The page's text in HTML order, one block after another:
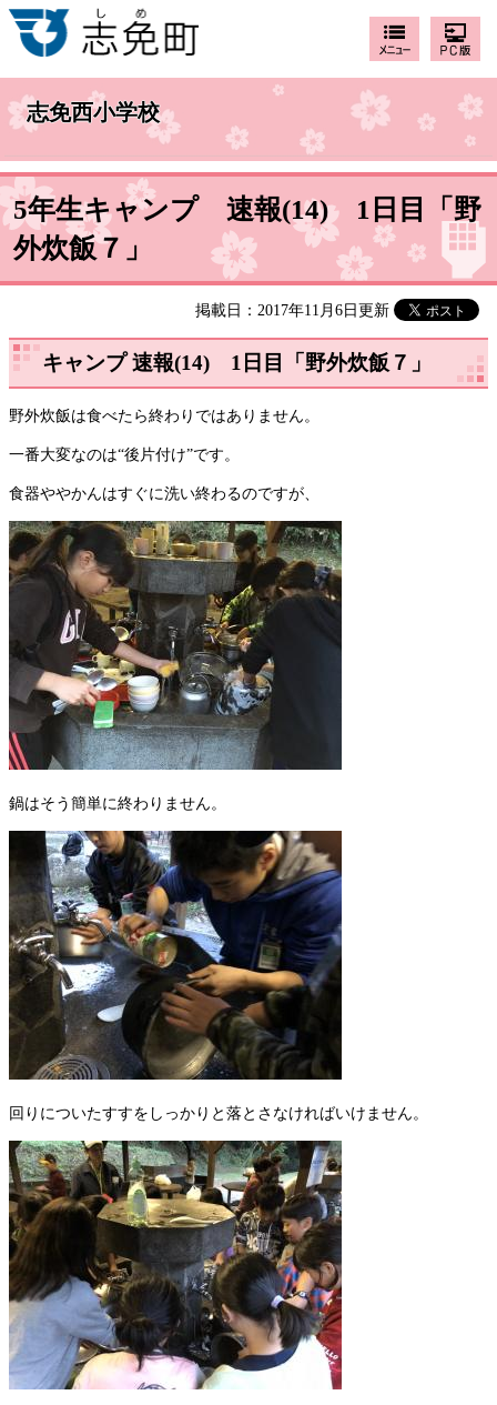
志免西小学校
5年生キャンプ 速報(14) 1日目「野
外炊飯７」
掲載日：2017年11月6日更新
キャンプ 速報(14) 1日目「野外炊飯７」
野外炊飯は食べたら終わりではありません。
一番大変なのは“後片付け”です。
食器ややかんはすぐに洗い終わるのですが、
鍋はそう簡単に終わりません。
回りについたすすをしっかりと落とさなければいけません。